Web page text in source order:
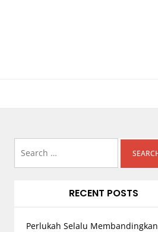
RECENT POSTS
Perlukah Selalu Membandingkan